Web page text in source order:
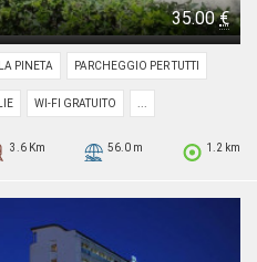
35.00€
PINETA PARCHEGGIO PER TUTTI
WI-FI GRATUITO ...
1.2 km
56.0 m
3.6 Km